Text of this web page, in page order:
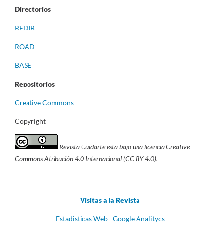
Directorios
REDIB
ROAD
BASE
Repositorios
Creative Commons
Copyright
Revista Cuidarte está bajo una licencia Creative
Commons Atribución 4.0 Internacional (CC BY 4.0).
Visitas a la Revista
Estadisticas Web - Google Analitycs